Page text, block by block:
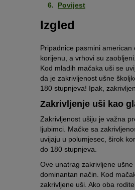
Povijest
Izgled
Pripadnice pasmini
korijenu, a vrhovi su
Kod mladih mačaka uši se
da je zakrivljenost ušne
180 stupnjeva! Ipak,
Zakrivljenje uši kao
Zakrivljenost ušiju je važna
ljubimci. Mačke sa
uvijaju u polumjesec, širok
do 180 stupnjeva.
Ove unatrag zakrivljene
dominantan način. Kod
zakrivljene uši. Ako oba